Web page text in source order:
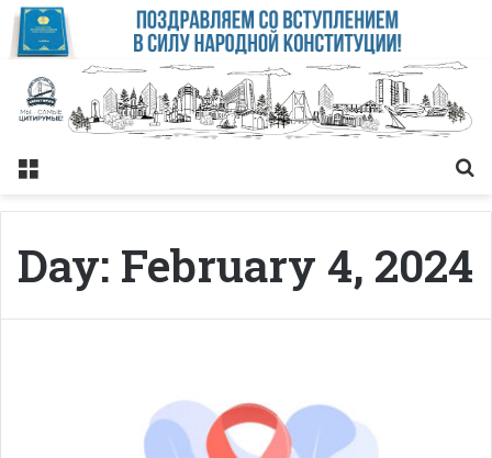
Меню
Day: February 4, 2024